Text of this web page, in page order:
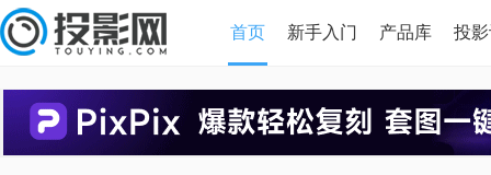
首页 新手入门 产品库 投